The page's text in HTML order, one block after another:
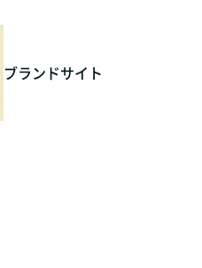
ブランドサイト